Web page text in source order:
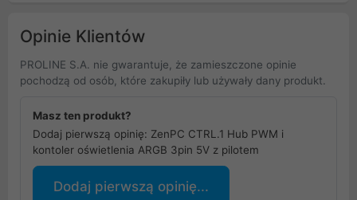
Opinie Klientów
PROLINE S.A. nie gwarantuje, że zamieszczone opinie
pochodzą od osób, które zakupiły lub używały dany produkt.
Masz ten produkt?
Dodaj pierwszą opinię: ZenPC CTRL.1 Hub PWM i
kontoler oświetlenia ARGB 3pin 5V z pilotem
Dodaj pierwszą opinię...